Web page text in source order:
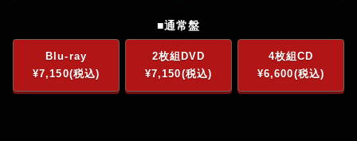
■通常盤
Blu-ray
¥7,150(税込)
2枚組DVD
¥7,150(税込)
4枚組CD
¥6,600(税込)